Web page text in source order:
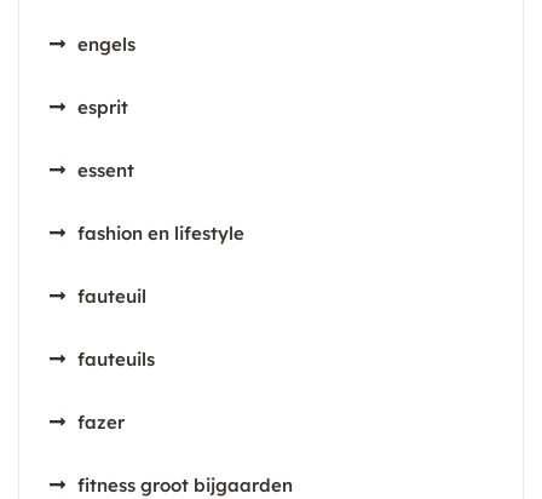
engels
esprit
essent
fashion en lifestyle
fauteuil
fauteuils
fazer
fitness groot bijgaarden